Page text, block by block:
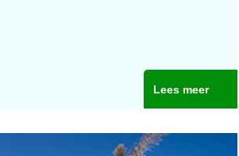
Lees meer